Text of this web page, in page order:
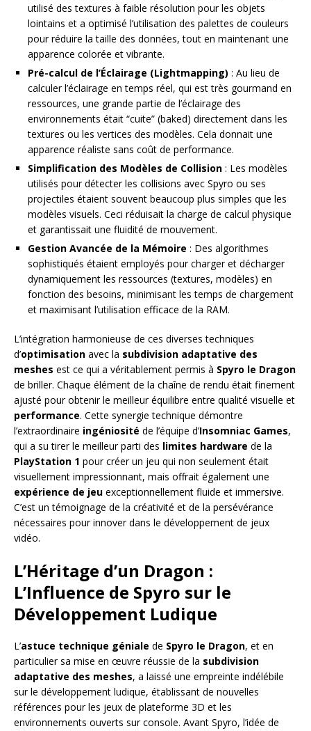
utilisé des textures à faible résolution pour les objets
lointains et a optimisé l’utilisation des palettes de couleurs
pour réduire la taille des données, tout en maintenant une
apparence colorée et vibrante.
Pré-calcul de l’Éclairage (Lightmapping) : Au lieu de
calculer l’éclairage en temps réel, qui est très gourmand en
ressources, une grande partie de l’éclairage des
environnements était “cuite” (baked) directement dans les
textures ou les vertices des modèles. Cela donnait une
apparence réaliste sans coût de performance.
Simplification des Modèles de Collision : Les modèles
utilisés pour détecter les collisions avec Spyro ou ses
projectiles étaient souvent beaucoup plus simples que les
modèles visuels. Ceci réduisait la charge de calcul physique
et garantissait une fluidité de mouvement.
Gestion Avancée de la Mémoire : Des algorithmes
sophistiqués étaient employés pour charger et décharger
dynamiquement les ressources (textures, modèles) en
fonction des besoins, minimisant les temps de chargement
et maximisant l’utilisation efficace de la RAM.
L’intégration harmonieuse de ces diverses techniques
d’optimisation avec la subdivision adaptative des
meshes est ce qui a véritablement permis à Spyro le Dragon
de briller. Chaque élément de la chaîne de rendu était finement
ajusté pour obtenir le meilleur équilibre entre qualité visuelle et
performance. Cette synergie technique démontre
l’extraordinaire ingéniosité de l’équipe d’Insomniac Games,
qui a su tirer le meilleur parti des limites hardware de la
PlayStation 1 pour créer un jeu qui non seulement était
visuellement impressionnant, mais offrait également une
expérience de jeu exceptionnellement fluide et immersive.
C’est un témoignage de la créativité et de la persévérance
nécessaires pour innover dans le développement de jeux
vidéo.
L’Héritage d’un Dragon :
L’Influence de Spyro sur le
Développement Ludique
L’astuce technique géniale de Spyro le Dragon, et en
particulier sa mise en œuvre réussie de la subdivision
adaptative des meshes, a laissé une empreinte indélébile
sur le développement ludique, établissant de nouvelles
références pour les jeux de plateforme 3D et les
environnements ouverts sur console. Avant Spyro, l’idée de